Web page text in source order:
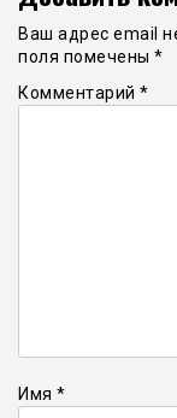
Ваш адрес email
поля помечены *
Комментарий *
Имя *